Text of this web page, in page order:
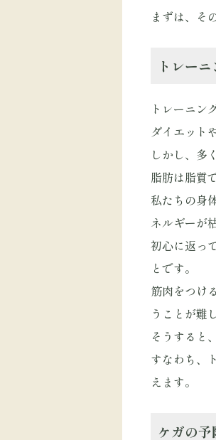
まずは、そ
トレー
トレーニン
ダイエット
しかし、多
脂肪は脂質
私たちの身
ネルギーが
初心に返っ
とです。
筋肉をつけ
うことが難
そうすると
すなわち、
えます。
ケガの予